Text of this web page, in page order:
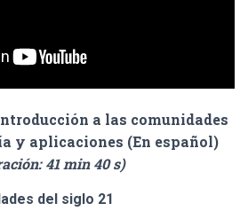
a las comunidades
y aplicaciones (En español)
41 min 40 s)
del siglo 21